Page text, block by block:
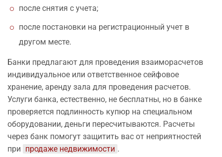
после снятия с учета;
после постановки на регистрационный учет в
другом месте.
Банки предлагают для проведения взаиморасчетов
индивидуальное или ответственное сейфовое
хранение, аренду зала для проведения расчетов.
Услуги банка, естественно, не бесплатны, но в банке
проверяется подлинность купюр на специальном
оборудовании, деньги пересчитываются. Расчеты
через банк помогут защитить вас от неприятностей
при продаже недвижимости .